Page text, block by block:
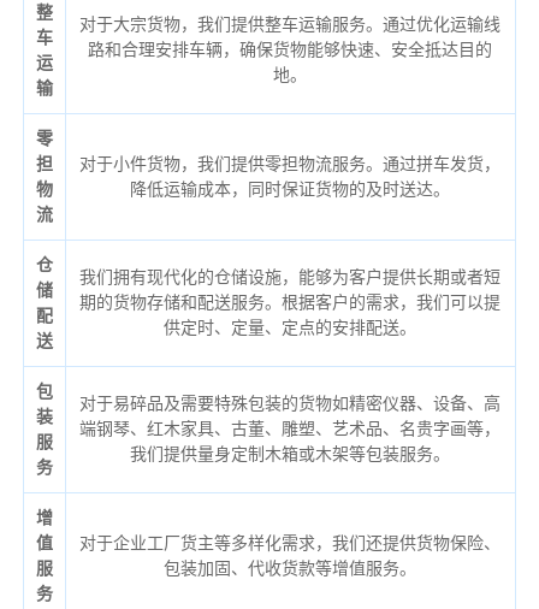
整
车
运
输
对于大宗货物，我们提供整车运输服务。通过优化运输线
路和合理安排车辆，确保货物能够快速、安全抵达目的
地。
零
担
物
流
对于小件货物，我们提供零担物流服务。通过拼车发货，
降低运输成本，同时保证货物的及时送达。
仓
储
配
送
我们拥有现代化的仓储设施，能够为客户提供长期或者短
期的货物存储和配送服务。根据客户的需求，我们可以提
供定时、定量、定点的安排配送。
包
装
服
务
对于易碎品及需要特殊包装的货物如精密仪器、设备、高
端钢琴、红木家具、古董、雕塑、艺术品、名贵字画等，
我们提供量身定制木箱或木架等包装服务。
增
值
服
务
对于企业工厂货主等多样化需求，我们还提供货物保险、
包装加固、代收货款等增值服务。